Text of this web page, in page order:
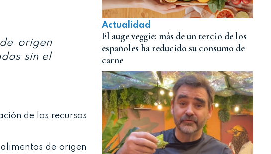
origen
sin el
de los recursos
de origen
Actualidad
El auge veggie: más de un tercio de los
españoles ha reducido su consumo de
carne